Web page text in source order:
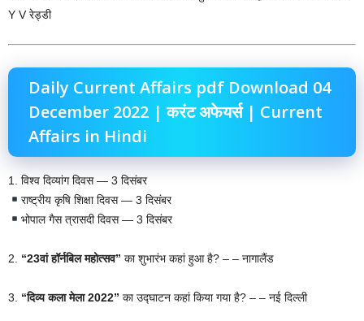
Y V रेड्डी
Daily Current Affairs pdf Download 04
December 2022 | करंट अफेयर्स | Current
Affairs in Hindi
1. विश्व दिव्यांग दिवस — 3 दिसंबर
राष्ट्रीय कृषि शिक्षा दिवस — 3 दिसंबर
भोपाल गैस त्रासदी दिवस — 3 दिसंबर
2. “23वां हॉर्नबिल महोत्सव” का शुभारंभ कहां हुआ है? – – नागालैंड
3. “दिव्य कला मेला 2022” का उद्घाटन कहां किया गया है? – – नई दिल्ली